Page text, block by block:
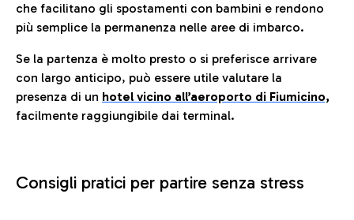
che facilitano gli spostamenti con bambini e rendono
più semplice la permanenza nelle aree di imbarco.
Se la partenza è molto presto o si preferisce arrivare
con largo anticipo, può essere utile valutare la
presenza di un hotel vicino all’aeroporto di Fiumicino,
facilmente raggiungibile dai terminal.
Consigli pratici per partire senza stress